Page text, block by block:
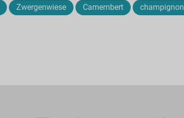
Zwergenwiese Camembert champignon